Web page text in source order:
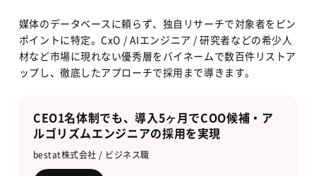
媒体のデータベースに頼らず、独自リサーチで対象者をピン
ポイントに特定。CxO / AIエンジニア / 研究者などの希少人
材など市場に現れない優秀層をバイネームで数百件リストア
ップし、徹底したアプローチで採用まで導きます。
CEO1名体制でも、導入5ヶ月でCOO候補・ア
ルゴリズムエンジニアの採用を実現
bestat株式会社 / ビジネス職